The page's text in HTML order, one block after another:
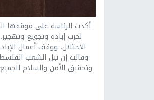
أكدت الرئاسة على موقفها
لحرب إبادة وتجويع
الاحتلال، ووقف أعمال
وقالت إن نيل الشعب
وتحقيق الأمن والسلام